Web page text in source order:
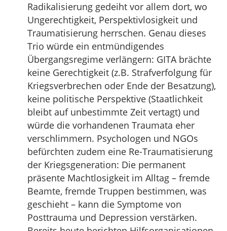
Radikalisierung gedeiht vor allem dort, wo
Ungerechtigkeit, Perspektivlosigkeit und
Traumatisierung herrschen. Genau dieses
Trio würde ein entmündigendes
Übergangsregime verlängern: GITA brächte
keine Gerechtigkeit (z.B. Strafverfolgung für
Kriegsverbrechen oder Ende der Besatzung),
keine politische Perspektive (Staatlichkeit
bleibt auf unbestimmte Zeit vertagt) und
würde die vorhandenen Traumata eher
verschlimmern. Psychologen und NGOs
befürchten zudem eine Re-Traumatisierung
der Kriegsgeneration: Die permanent
präsente Machtlosigkeit im Alltag – fremde
Beamte, fremde Truppen bestimmen, was
geschieht – kann die Symptome von
Posttrauma und Depression verstärken.